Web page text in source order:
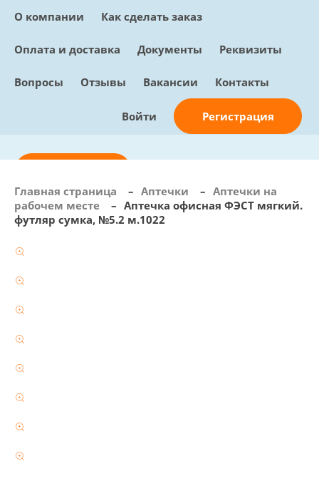
О компании Как сделать заказ
Оплата и доставка Документы Реквизиты
Вопросы Отзывы Вакансии Контакты
Войти Регистрация
info@sunmed.ru
Главная страница – Аптечки – Аптечки на
рабочем месте
– Аптечка офисная ФЭСТ мягкий.
футляр сумка, №5.2 м.1022